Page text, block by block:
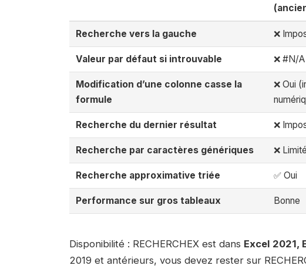
Recherche vers la gauche ❌
Valeur par défaut si introuvable ❌ #N/A
Modification d’une colonne casse la
formule
❌ Oui
Recherche du dernier résultat ❌
Recherche par caractères génériques ❌ Limité
Recherche approximative triée ✅ Oui
Performance sur gros tableaux Bonne
Disponibilité : RECHERCHEX est dans Excel 2021,
2019 et antérieurs, vous devez rester sur